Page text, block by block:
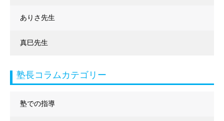
ありさ先生
真巳先生
塾長コラムカテゴリー
塾での指導